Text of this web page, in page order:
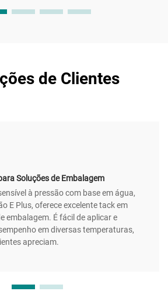
de Clientes
Soluções de Embalagem
à pressão com base em água,
E Plus, oferece excelente tack em
embalagem. É fácil de aplicar e
em diversas temperaturas,
apreciam.